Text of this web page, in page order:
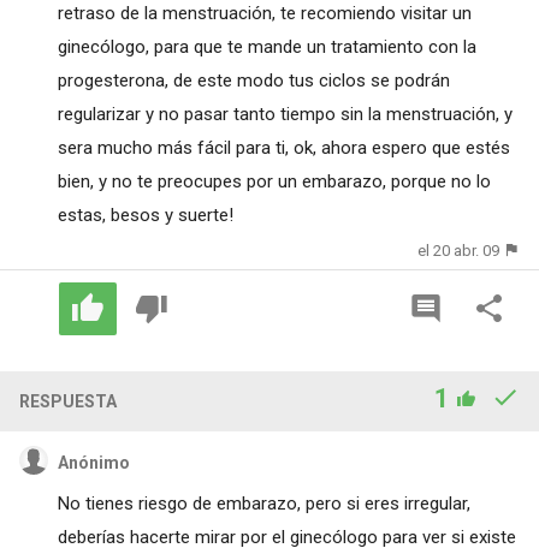
retraso de la menstruación, te recomiendo visitar un
ginecólogo, para que te mande un tratamiento con la
progesterona, de este modo tus ciclos se podrán
regularizar y no pasar tanto tiempo sin la menstruación, y
sera mucho más fácil para ti, ok, ahora espero que estés
bien, y no te preocupes por un embarazo, porque no lo
estas, besos y suerte!
el 20 abr. 09
RESPUESTA 1
Anónimo
No tienes riesgo de embarazo, pero si eres irregular,
deberías hacerte mirar por el ginecólogo para ver si existe